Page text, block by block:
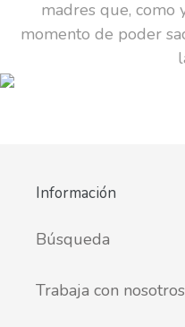
madres que, como
momento de poder
Información
Búsqueda
Trabaja con nosotros